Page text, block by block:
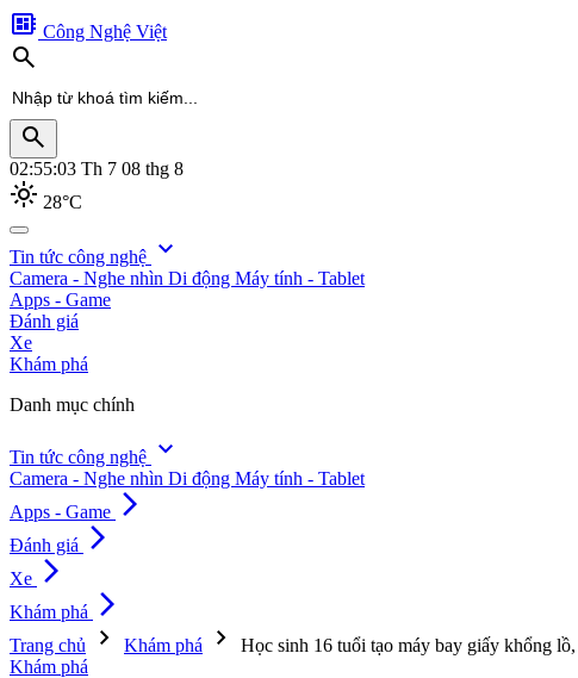
developer_board Công Nghệ Việt
search
search
02:55:05 Th 7 08 thg 8
light_mode 28°C
search
Tin tức công nghệ expand_more
Camera - Nghe nhìn Di động Máy tính - Tablet
Apps - Game
Đánh giá
Xe
Khám phá
Danh mục chính
Tin tức công nghệ expand_more
Camera - Nghe nhìn Di động Máy tính - Tablet
Apps - Game arrow_forward_ios
Đánh giá arrow_forward_ios
Xe arrow_forward_ios
Khám phá arrow_forward_ios
Trang chủ chevron_right Khám phá chevron_right
Học sinh 16 tuổi tạo máy bay giấy khổng
Khám phá